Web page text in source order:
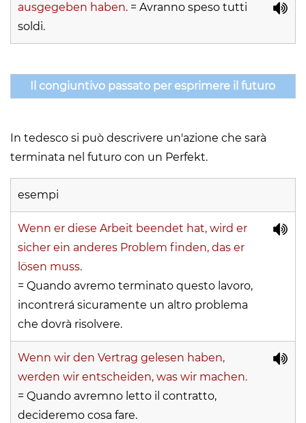
ausgegeben haben. = Avranno speso tutti
soldi.
Il congiuntivo passato per esprimere il futuro
In tedesco si può descrivere un'azione che sarà
terminata nel futuro con un Perfekt.
esempi
Wenn er diese Arbeit beendet hat, wird er
sicher ein anderes Problem finden, das er
lösen muss.
= Quando avremo terminato questo lavoro,
incontrerá sicuramente un altro problema
che dovrà risolvere.
Wenn wir den Vertrag gelesen haben,
werden wir entscheiden, was wir machen.
= Quando avremno letto il contratto,
decideremo cosa fare.